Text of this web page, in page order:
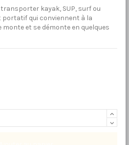
kayak, SUP, surf ou
portatif qui conviennent à la
et se démonte en quelques